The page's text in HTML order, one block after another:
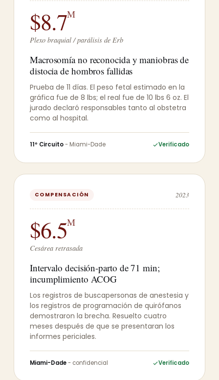
$8.7M
Plexo braquial / parálisis de Erb
Macrosomía no reconocida y maniobras de
distocia de hombros fallidas
Prueba de 11 días. El peso fetal estimado en la
gráfica fue de 8 lbs; el real fue de 10 lbs 6 oz. El
jurado declaró responsables tanto al obstetra
como al hospital.
11º Circuito- Miami-Dade Verificado
COMPENSACIÓN 2023
$6.5M
Cesárea retrasada
Intervalo decisión-parto de 71 min;
incumplimiento ACOG
Los registros de buscapersonas de anestesia y
los registros de programación de quirófanos
demostraron la brecha. Resuelto cuatro
meses después de que se presentaran los
informes periciales.
Miami-Dade- confidencial Verificado